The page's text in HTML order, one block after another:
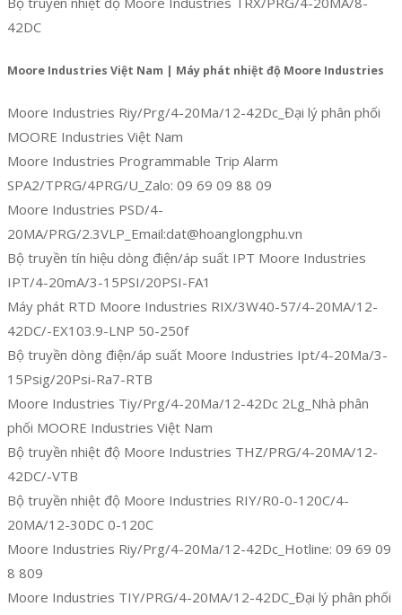
42DC
Moore Industries Việt Nam | Máy phát nhiệt độ Moore Industries
Moore Industries Riy/Prg/4-20Ma/12-42Dc_Đại lý phân phối
MOORE Industries Việt Nam
Moore Industries Programmable Trip Alarm
SPA2/TPRG/4PRG/U_Zalo: 09 69 09 88 09
Moore Industries PSD/4-
20MA/PRG/2.3VLP_Email:dat@hoanglongphu.vn
Bộ truyền tín hiệu dòng điện/áp suất IPT Moore Industries
IPT/4-20mA/3-15PSI/20PSI-FA1
Máy phát RTD Moore Industries RIX/3W40-57/4-20MA/12-
42DC/-EX103.9-LNP 50-250f
Bộ truyền dòng điện/áp suất Moore Industries Ipt/4-20Ma/3-
15Psig/20Psi-Ra7-RTB
Moore Industries Tiy/Prg/4-20Ma/12-42Dc 2Lg_Nhà phân
phối MOORE Industries Việt Nam
Bộ truyền nhiệt độ Moore Industries THZ/PRG/4-20MA/12-
42DC/-VTB
Bộ truyền nhiệt độ Moore Industries RIY/R0-0-120C/4-
20MA/12-30DC 0-120C
Moore Industries Riy/Prg/4-20Ma/12-42Dc_Hotline: 09 69 09
8 809
Moore Industries TIY/PRG/4-20MA/12-42DC_Đại lý phân phối